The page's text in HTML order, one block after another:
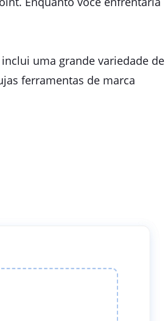
uma grande variedade de
ferramentas de marca